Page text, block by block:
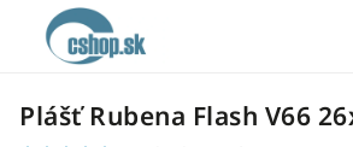
Plášť Rubena Flash V66